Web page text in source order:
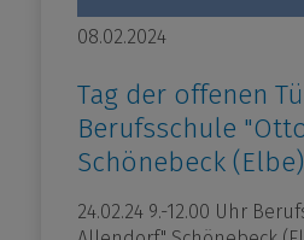
08.02.2024
Tag der offenen
Berufsschule
Schönebeck (Elbe)
24.02.24 9.-12.00 Uhr